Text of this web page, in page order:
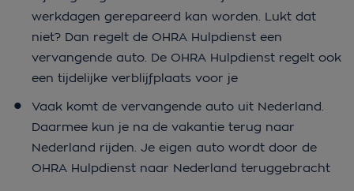
werkdagen gerepareerd kan worden. Lukt dat
niet? Dan regelt de OHRA Hulpdienst een
vervangende auto. De OHRA Hulpdienst regelt ook
een tijdelijke verblijfplaats voor je
Vaak komt de vervangende auto uit Nederland.
Daarmee kun je na de vakantie terug naar
Nederland rijden. Je eigen auto wordt door de
OHRA Hulpdienst naar Nederland teruggebracht